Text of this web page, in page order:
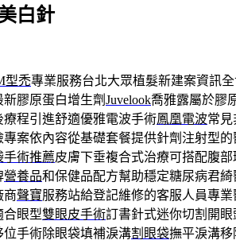
白針
型禿專業服務台北大眾植髮新建案資訊
膠原蛋白增生劑Juvelook喬雅露屬於膠
程引進舒適優雅電波手術鳳凰電波常見
專案依內容從基礎套餐提供針劑注射型
手術推薦皮膚下垂複合式治療可搭配腹
營養品和保健品配方幫助穩定糖尿病君
商聲寶服務站給登記維修的客服人員專
合眼型雙眼皮手術訂書針式迷你切割開
手術除眼袋填補淚溝割眼袋撫平淚溝